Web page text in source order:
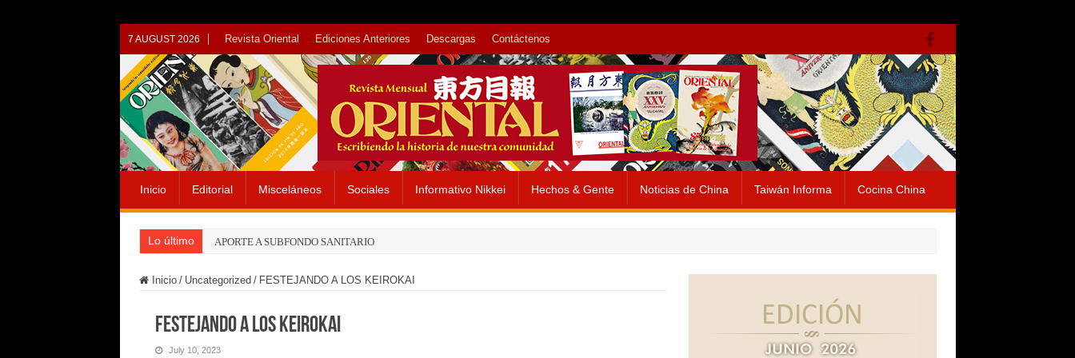
7 AUGUST 2026 Revista Oriental Ediciones Anteriores Descargas Contáctenos
Inicio Editorial Misceláneos Sociales Informativo Nikkei Hechos & Gente Noticias de China Taiwán Informa Cocina China
Lo último APORTE A SUBFONDO SANITARIO
Inicio / Uncategorized / FESTEJANDO A LOS KEIROKAI
FESTEJANDO A LOS KEIROKAI
July 10, 2023